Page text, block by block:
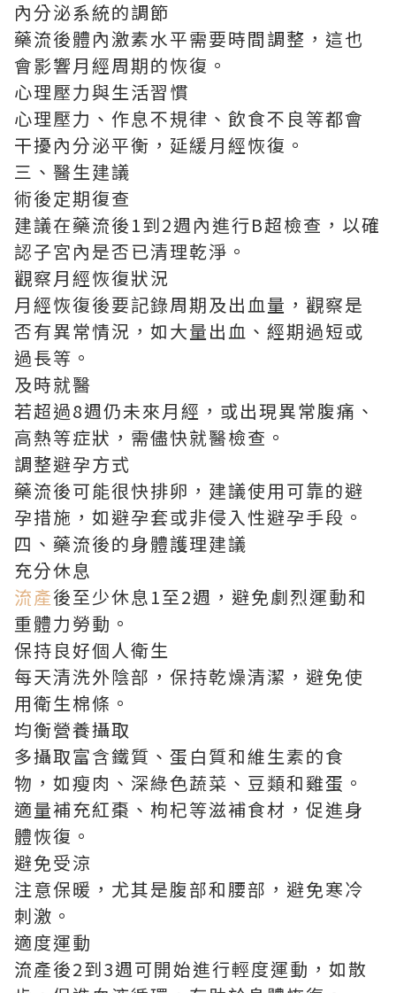
內分泌系統的調節
藥流後體內激素水平需要時間調整，這也
會影響月經周期的恢復。
心理壓力與生活習慣
心理壓力、作息不規律、飲食不良等都會
干擾內分泌平衡，延緩月經恢復。
三、醫生建議
術後定期復查
建議在藥流後1到2週內進行B超檢查，以確
認子宮內是否已清理乾淨。
觀察月經恢復狀況
月經恢復後要記錄周期及出血量，觀察是
否有異常情況，如大量出血、經期過短或
過長等。
及時就醫
若超過8週仍未來月經，或出現異常腹痛、
高熱等症狀，需儘快就醫檢查。
調整避孕方式
藥流後可能很快排卵，建議使用可靠的避
孕措施，如避孕套或非侵入性避孕手段。
四、藥流後的身體護理建議
充分休息
流產後至少休息1至2週，避免劇烈運動和
重體力勞動。
保持良好個人衛生
每天清洗外陰部，保持乾燥清潔，避免使
用衛生棉條。
均衡營養攝取
多攝取富含鐵質、蛋白質和維生素的食
物，如瘦肉、深綠色蔬菜、豆類和雞蛋。
適量補充紅棗、枸杞等滋補食材，促進身
體恢復。
避免受涼
注意保暖，尤其是腹部和腰部，避免寒冷
刺激。
適度運動
流產後2到3週可開始進行輕度運動，如散